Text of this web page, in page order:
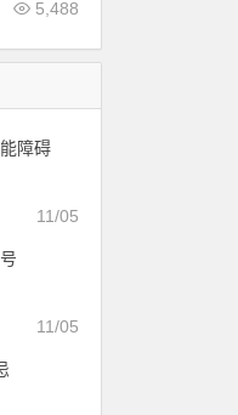
5,488
障碍
11/05
11/05